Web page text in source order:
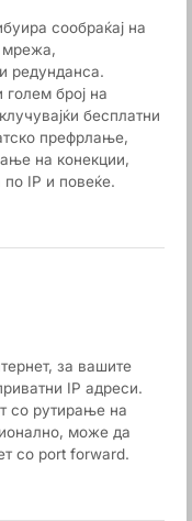
сообраќај на
мрежа,
редунданса.
голем број на
бесплатни
префрлање,
на конекции,
IP и повеќе.
за вашите
IP адреси.
со рутирање на
може да
со port forward.